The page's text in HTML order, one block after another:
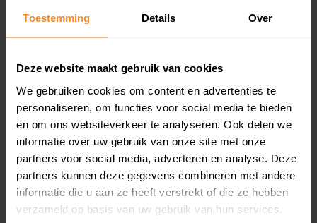
Toestemming Details Over
Deze website maakt gebruik van cookies
We gebruiken cookies om content en advertenties te
personaliseren, om functies voor social media te bieden
en om ons websiteverkeer te analyseren. Ook delen we
informatie over uw gebruik van onze site met onze
partners voor social media, adverteren en analyse. Deze
partners kunnen deze gegevens combineren met andere
informatie die u aan ze heeft verstrekt of die ze hebben
verzameld op basis van uw gebruik van hun services.
Een overzicht van alle verkochte woningen (koopsom
en koopdatum) binnen een postcodegebied. Dit
Bekijk product
Direct leverbaar